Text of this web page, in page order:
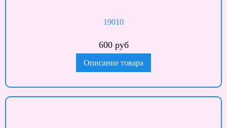
19010
600 руб
Описание товара